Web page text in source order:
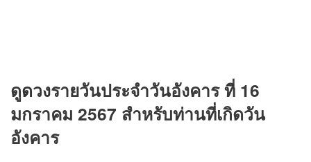
ดูดวงรายวันประจำวันอังคาร ที่ 16
มกราคม 2567 สำหรับท่านที่เกิดวัน
อังคาร